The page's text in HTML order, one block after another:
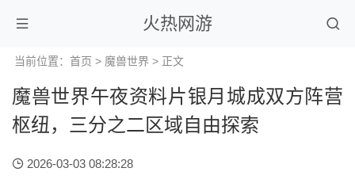
火热网游
当前位置： 首页 > 魔兽世界 > 正文
魔兽世界午夜资料片银月城成双方阵营
枢纽，三分之二区域自由探索
2026-03-03 08:28:28